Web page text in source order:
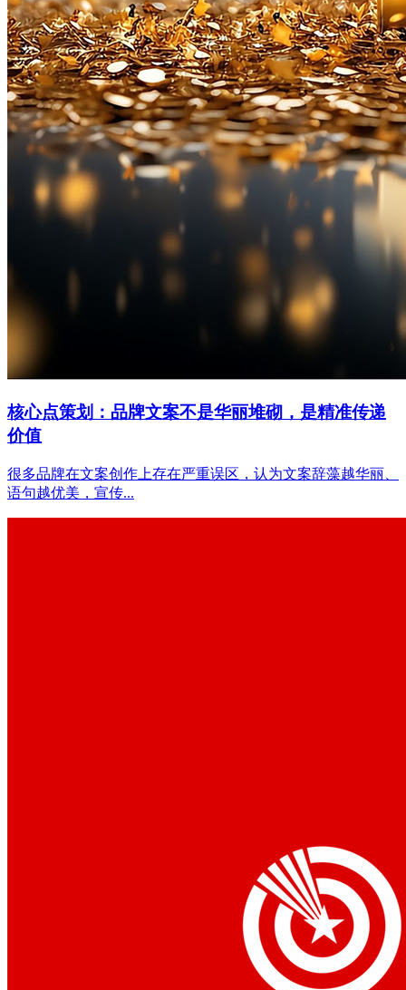
核心点策划：品牌文案不是华丽堆砌，是精准传递
价值
很多品牌在文案创作上存在严重误区，认为文案辞藻越华丽、
语句越优美，宣传...